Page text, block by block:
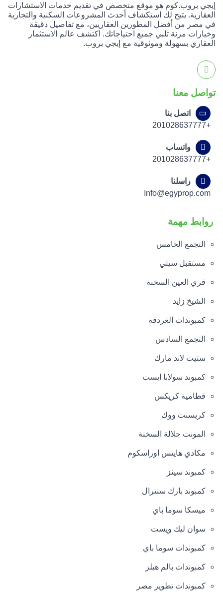
إيجي بروب.كوم هو موقع متخصص في تقديم خدمات الاستشارات
العقارية. يتيح لك استكشاف أحدث المشروعات السكنية والتجارية
في مصر من أفضل المطورين العقاريين، مع تفاصيل دقيقة
وخيارات مرنة تلبي جميع احتياجاتك. اكتشف عالم الاستثمار
العقاري بسهولة وموثوقية مع إيجي بروب.
تواصل معنا
اتصل بنا
+201028637777
واتساب
+201028637777
راسلنا
Info@egyprop.com
روابط مهمة
التجمع الخامس
مستقبل سيتي
قري العين السخنة
الشيخ زايد
كمبوندات الغردقة
التجمع السادس
ستيت لاند مارك
كمبوند سولانا ايست
قطامية كريكس
كريسنت ووك
المونت جلالة السخنة
مكادي هايتس اوراسكوم
كمبوند سينز
كمبوند بارك سنترال
ميسكا سوما باي
سوان ليك ويست
كمبوندات سوما باي
كمبوندات بالم هيلز
كمبوندات تطوير مصر